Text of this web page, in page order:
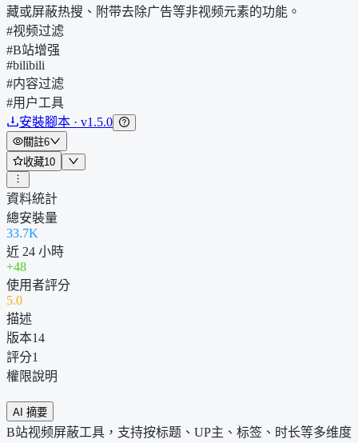
藏或屏蔽热搜、附带去除广告等非视频元素的功能。
#视频过滤
#B站增强
#bilibili
#内容过滤
#用户工具
安裝腳本 · v1.5.0
關註6
收藏10
資料統計
總安裝量
33.7K
近 24 小時
+48
使用者評分
5.0
描述
版本14
評分1
權限說明
AI 摘要
B站视频屏蔽工具，支持按标题、UP主、标签、时长等多维度